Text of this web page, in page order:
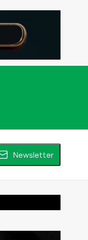
Newsletter